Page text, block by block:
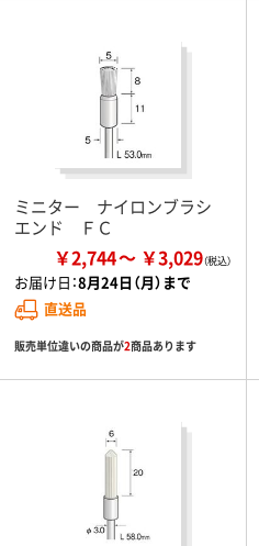
ミニター ナイロンブラシ
エンド ＦＣ
￥2,744 ￥3,029
お届け日：8月24日（月）まで
直送品
販売単位違いの商品が2商品あります